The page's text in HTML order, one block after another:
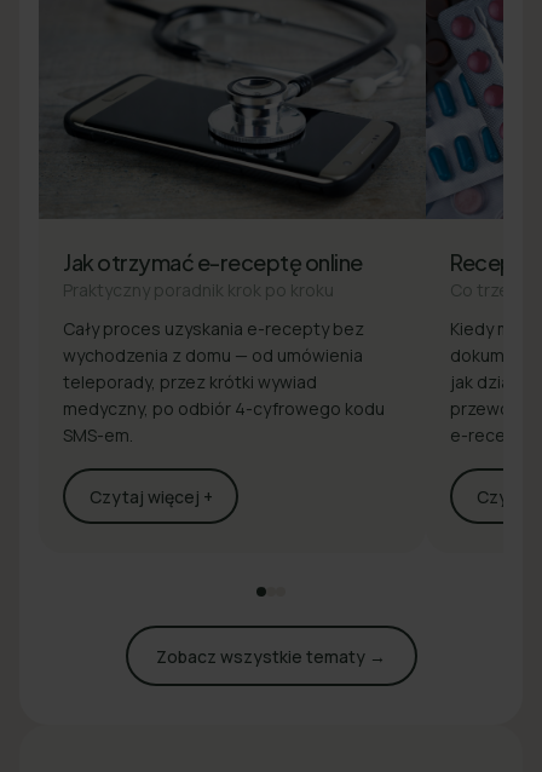
Jak otrzymać e-receptę online
Praktyczny poradnik krok po kroku
Cały proces uzyskania e-recepty bez
wychodzenia z domu — od umówienia
teleporady, przez krótki wywiad
medyczny, po odbiór 4-cyfrowego kodu
SMS-em.
Czytaj więcej +
Recepta
Co trzeba
Kiedy
jak działa
e-
Czytaj
Zobacz wszystkie tematy →